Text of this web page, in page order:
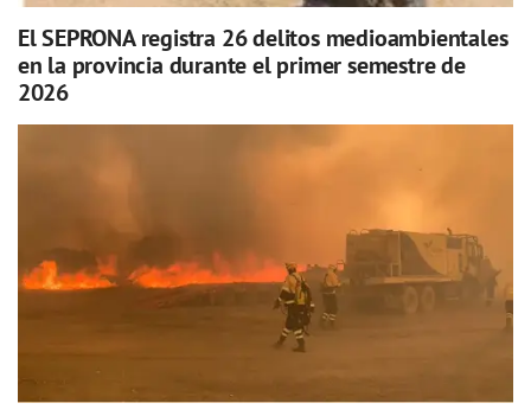
El SEPRONA registra 26 delitos medioambientales
en la provincia durante el primer semestre de
2026